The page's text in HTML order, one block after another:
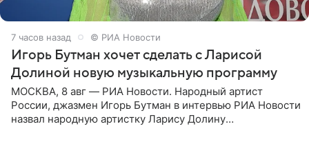
7 часов назад © РИА Новости
Игорь Бутман хочет сделать с Ларисой
Долиной новую музыкальную программу
МОСКВА, 8 авг — РИА Новости. Народный артист
России, джазмен Игорь Бутман в интервью РИА Новости
назвал народную артистку Ларису Долину